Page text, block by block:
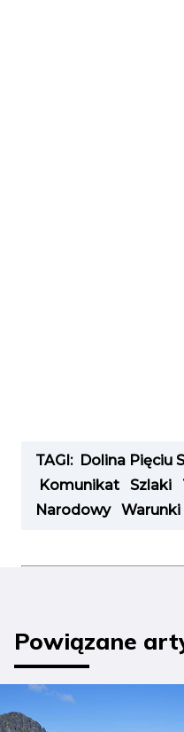
TAGI: Dolina Pięciu
Komunikat
Szlaki
Narodowy
Warunki
Powiązane